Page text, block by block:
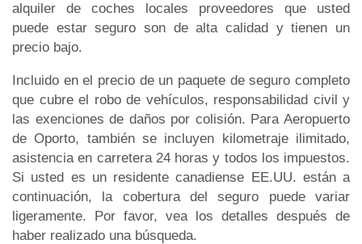
alquiler de coches locales proveedores que usted
puede estar seguro son de alta calidad y tienen un
precio bajo.
Incluido en el precio de un paquete de seguro completo
que cubre el robo de vehículos, responsabilidad civil y
las exenciones de daños por colisión. Para Aeropuerto
de Oporto, también se incluyen kilometraje ilimitado,
asistencia en carretera 24 horas y todos los impuestos.
Si usted es un residente canadiense EE.UU. están a
continuación, la cobertura del seguro puede variar
ligeramente. Por favor, vea los detalles después de
haber realizado una búsqueda.